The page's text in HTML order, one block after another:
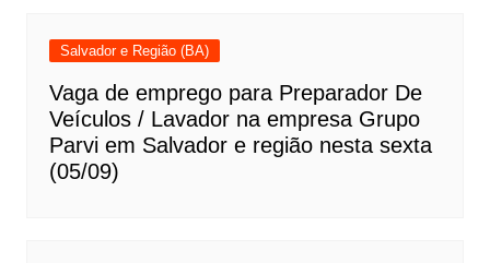
Salvador e Região (BA)
Vaga de emprego para Preparador De
Veículos / Lavador na empresa Grupo
Parvi em Salvador e região nesta sexta
(05/09)